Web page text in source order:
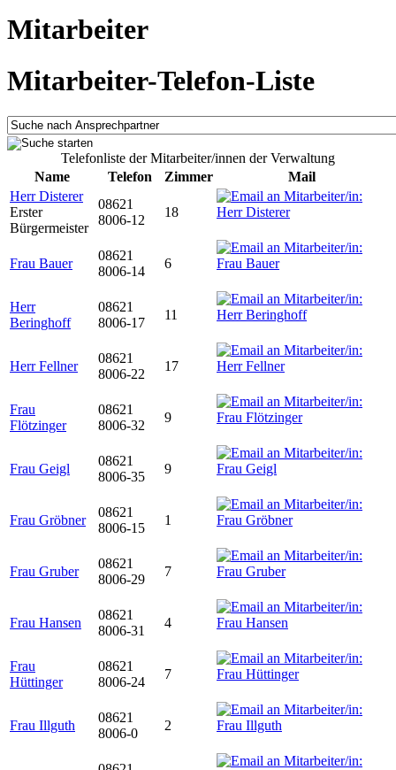
Mitarbeiter
Mitarbeiter-Telefon-Liste
Telefonliste der Mitarbeiter/innen der Verwaltung
Name
Telefon Zimmer
Mail
Herr Disterer
Erster
Bürgermeister
08621
8006-12
18
Frau Bauer
08621
8006-14
6
Herr
Beringhoff
08621
8006-17
11
Herr Fellner
08621
8006-22
17
Frau
Flötzinger
08621
8006-32
9
Frau Geigl
08621
8006-35
9
Frau Gröbner
08621
8006-15
1
Frau Gruber
08621
8006-29
7
Frau Hansen
08621
8006-31
4
Frau
Hüttinger
08621
8006-24
7
Frau Illguth
08621
8006-0
2